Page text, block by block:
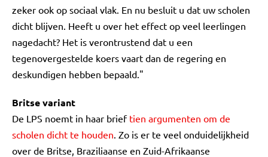
zeker ook op sociaal vlak. En nu besluit u dat uw scholen
dicht blijven. Heeft u over het effect op veel leerlingen
nagedacht? Het is verontrustend dat u een
tegenovergestelde koers vaart dan de regering en
deskundigen hebben bepaald."
Britse variant
De LPS noemt in haar brief tien argumenten om de
scholen dicht te houden. Zo is er te veel onduidelijkheid
over de Britse, Braziliaanse en Zuid-Afrikaanse